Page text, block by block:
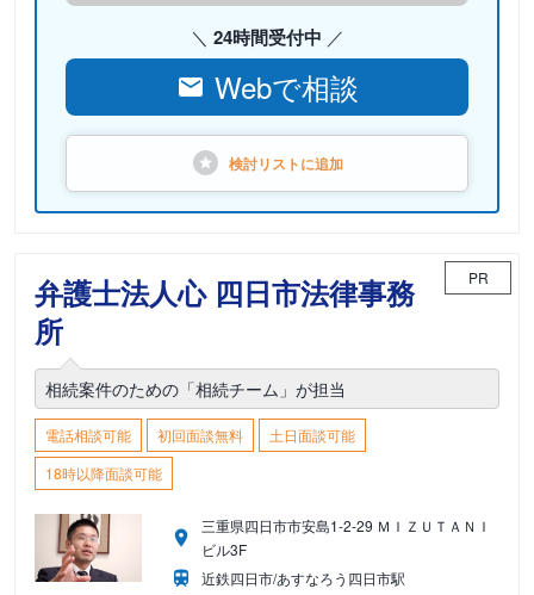
24時間受付中
Webで相談
検討リストに追加
弁護士法人心 四日市法律事務
所
PR
相続案件のための「相続チーム」が担当
電話相談可能 初回面談無料
土日面談可能
18時以降面談可能
三重県四日市市安島1-2-29 ＭＩＺＵＴＡＮＩ
ビル3F
近鉄四日市/あすなろう四日市駅